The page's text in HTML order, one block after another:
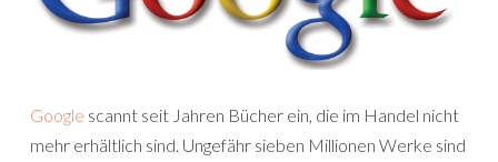
Google scannt seit Jahren Bücher ein, die im Handel nicht
mehr erhältlich sind. Ungefähr sieben Millionen Werke sind